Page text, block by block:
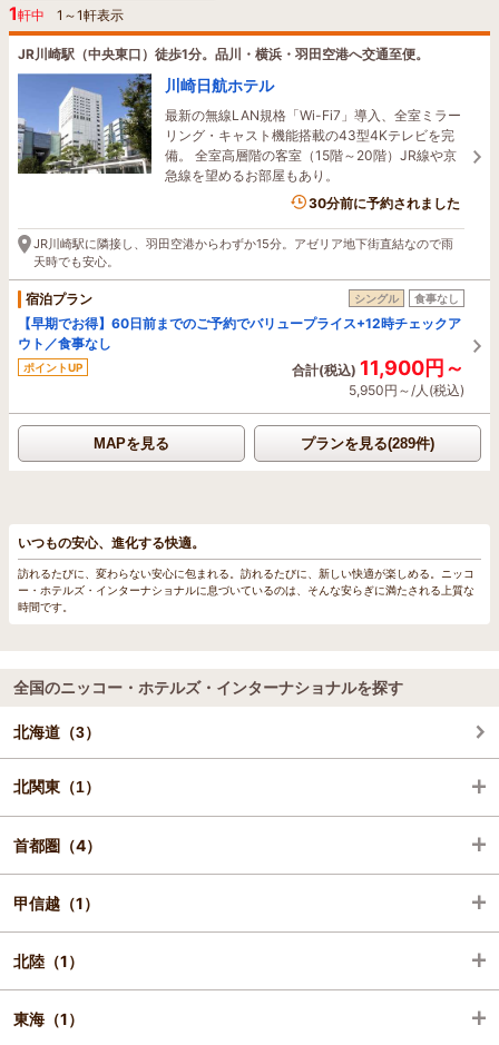
1軒中 1 ～1軒表示
JR川崎駅（中央東口）徒歩1分。品川・横浜・羽田空港へ交通至便。
川崎日航ホテル
最新の無線LAN規格「Wi-Fi7」導入、全室ミラー
リング・キャスト機能搭載の43型4Kテレビを完
備。 全室高層階の客室（15階～20階）JR線や京
急線を望めるお部屋もあり。2名がこの宿を見ています
30分前に予約されました
JR川崎駅に隣接し、羽田空港からわずか15分。アゼリア地下街直結なので雨
天時でも安心。
宿泊プラン シングル 食事なし
【早期でお得】60日前までのご予約でバリュープライス+12時チェックア
ウト／食事なし
ポイントUP 合計(税込) 11,900円～
5,950円～/人(税込)
MAPを見る プランを見る(289件)
いつもの安心、進化する快適。
訪れるたびに、変わらない安心に包まれる。訪れるたびに、新しい快適が楽しめる。ニッコ
ー・ホテルズ・インターナショナルに息づいているのは、そんな安らぎに満たされる上質な
時間です。
全国のニッコー・ホテルズ・インターナショナルを探す
北海道（3）
北関東（1）
茨城（1）
首都圏（4）
千葉（2）
東京（2）
甲信越（1）
新潟（1）
北陸（1）
石川（1）
東海（1）